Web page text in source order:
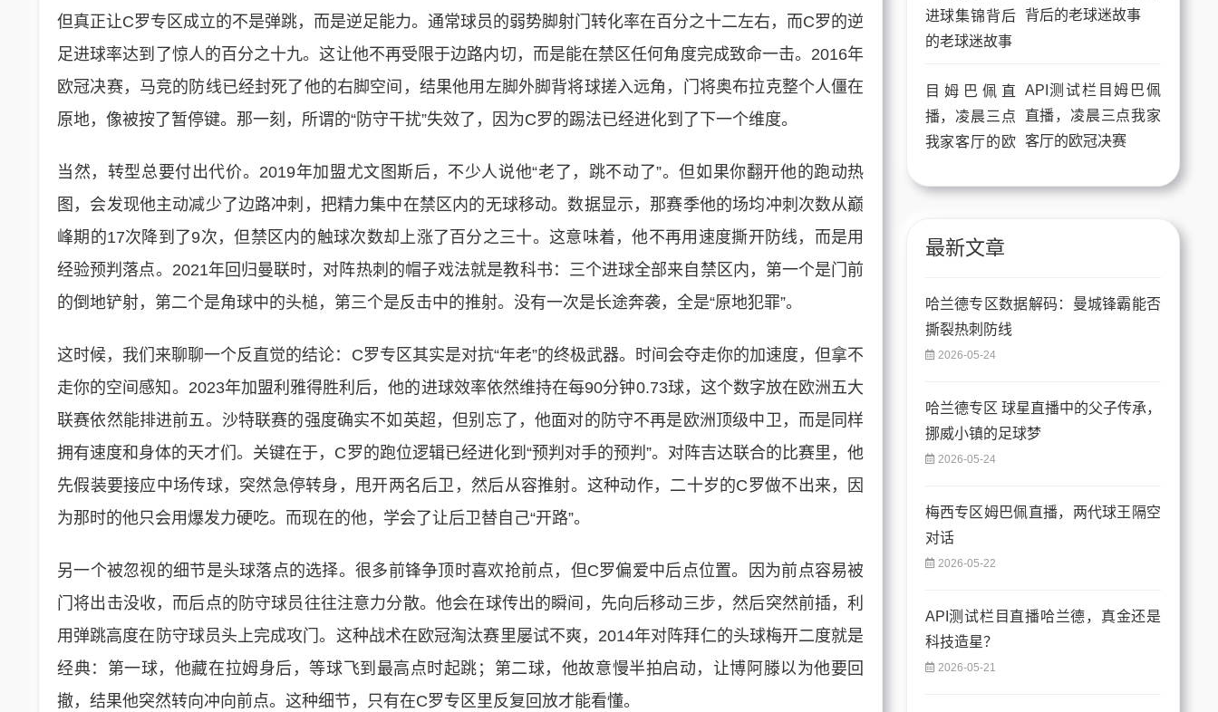
但真正让C罗专区成立的不是弹跳，而是逆足能力。通常球员的弱势脚射门转化率在百分之十二左右，而C罗的逆
足进球率达到了惊人的百分之十九。这让他不再受限于边路内切，而是能在禁区任何角度完成致命一击。2016年
欧冠决赛，马竞的防线已经封死了他的右脚空间，结果他用左脚外脚背将球搓入远角，门将奥布拉克整个人僵在
原地，像被按了暂停键。那一刻，所谓的“防守干扰”失效了，因为C罗的踢法已经进化到了下一个维度。
当然，转型总要付出代价。2019年加盟尤文图斯后，不少人说他“老了，跳不动了”。但如果你翻开他的跑动热
图，会发现他主动减少了边路冲刺，把精力集中在禁区内的无球移动。数据显示，那赛季他的场均冲刺次数从巅
峰期的17次降到了9次，但禁区内的触球次数却上涨了百分之三十。这意味着，他不再用速度撕开防线，而是用
经验预判落点。2021年回归曼联时，对阵热刺的帽子戏法就是教科书：三个进球全部来自禁区内，第一个是门前
的倒地铲射，第二个是角球中的头槌，第三个是反击中的推射。没有一次是长途奔袭，全是“原地犯罪”。
这时候，我们来聊聊一个反直觉的结论：C罗专区其实是对抗“年老”的终极武器。时间会夺走你的加速度，但拿不
走你的空间感知。2023年加盟利雅得胜利后，他的进球效率依然维持在每90分钟0.73球，这个数字放在欧洲五大
联赛依然能排进前五。沙特联赛的强度确实不如英超，但别忘了，他面对的防守不再是欧洲顶级中卫，而是同样
拥有速度和身体的天才们。关键在于，C罗的跑位逻辑已经进化到“预判对手的预判”。对阵吉达联合的比赛里，他
先假装要接应中场传球，突然急停转身，甩开两名后卫，然后从容推射。这种动作，二十岁的C罗做不出来，因
为那时的他只会用爆发力硬吃。而现在的他，学会了让后卫替自己“开路”。
另一个被忽视的细节是头球落点的选择。很多前锋争顶时喜欢抢前点，但C罗偏爱中后点位置。因为前点容易被
门将出击没收，而后点的防守球员往往注意力分散。他会在球传出的瞬间，先向后移动三步，然后突然前插，利
用弹跳高度在防守球员头上完成攻门。这种战术在欧冠淘汰赛里屡试不爽，2014年对阵拜仁的头球梅开二度就是
经典：第一球，他藏在拉姆身后，等球飞到最高点时起跳；第二球，他故意慢半拍启动，让博阿滕以为他要回
撤，结果他突然转向冲向前点。这种细节，只有在C罗专区里反复回放才能看懂。
背后的老球迷故事
API测试栏目姆巴佩
直播，凌晨三点我家
客厅的欧冠决赛
最新文章
哈兰德专区数据解码：曼城锋霸能否
撕裂热刺防线
2026-05-24
哈兰德专区 球星直播中的父子传承，
挪威小镇的足球梦
2026-05-24
梅西专区姆巴佩直播，两代球王隔空
对话
2026-05-22
API测试栏目直播哈兰德，真金还是
科技造星？
2026-05-21